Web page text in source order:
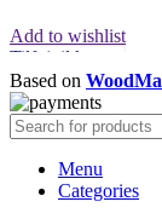
Add to wishlist
Tilføj til kurv
Quick view
Based on
Menu
Categories